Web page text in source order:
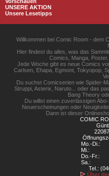
UNSERE AKTION
Unsere Lesetipps
Willkommen bei Comic Room - dem
Hier findest du alles, was das
Comics, Manga,
Jede Woche gibt es neue Comics
Carlsen, Ehapa, Egmont, Tokyopop,
Du suchst Comicserien wie Spider-
Struppi, Asterix, Naruto... oder das
Bang Theory
Du willst einen zuverlässigen
Neuerscheinungen oder
Dann ist dieser
COMIC
Mo.-Di.:
Mi.:
Do.-Fr.:
Sa.:
Tel.:
Über